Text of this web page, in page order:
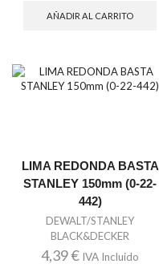
AÑADIR AL CARRITO
LIMA REDONDA BASTA
STANLEY 150mm (0-22-
442)
DEWALT/STANLEY
BLACK&DECKER
4,39€ IVA Incluido